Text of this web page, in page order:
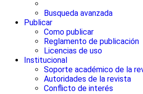
Busqueda avanzada
Publicar
Como publicar
Reglamento de publicación
Licencias de uso
Institucional
Soporte académico de la
Autoridades de la revista
Conflicto de interés